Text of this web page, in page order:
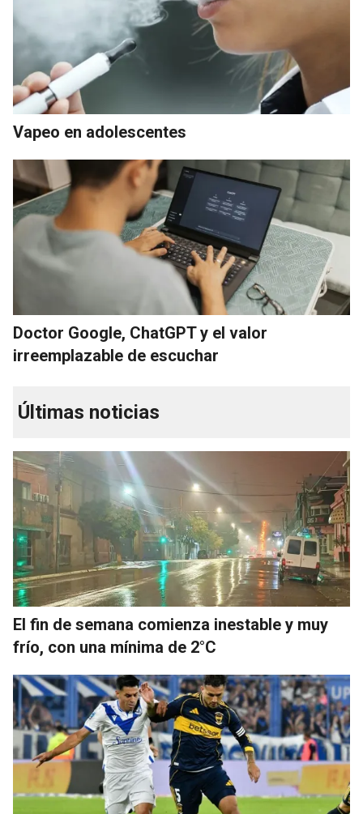
Vapeo en adolescentes
Doctor Google, ChatGPT y el valor
irreemplazable de escuchar
Últimas noticias
El fin de semana comienza inestable y muy
frío, con una mínima de 2°C